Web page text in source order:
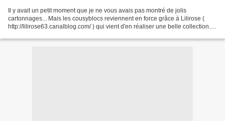
Il y avait un petit moment que je ne vous avais pas montré de jolis
cartonnages... Mais les cousyblocs reviennent en force grâce à Lilirose (
http://lilirose63.canalblog.com/ ) qui vient d'en réaliser une belle collection..